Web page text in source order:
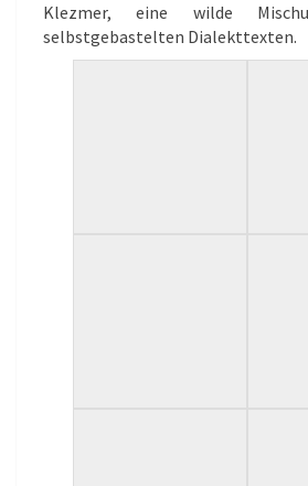
Klezmer, eine wilde
selbstgebastelten Dialekttexten.